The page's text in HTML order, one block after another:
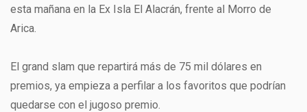
esta mañana en la Ex Isla El Alacrán, frente al Morro de
Arica.
El grand slam que repartirá más de 75 mil dólares en
premios, ya empieza a perfilar a los favoritos que podrían
quedarse con el jugoso premio.